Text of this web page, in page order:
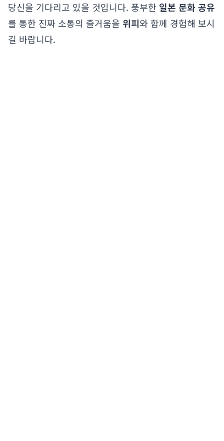
당신을 기다리고 있을 것입니다. 풍부한 일본 문화 공유
를 통한 진짜 소통의 즐거움을 위피와 함께 경험해 보시
길 바랍니다.